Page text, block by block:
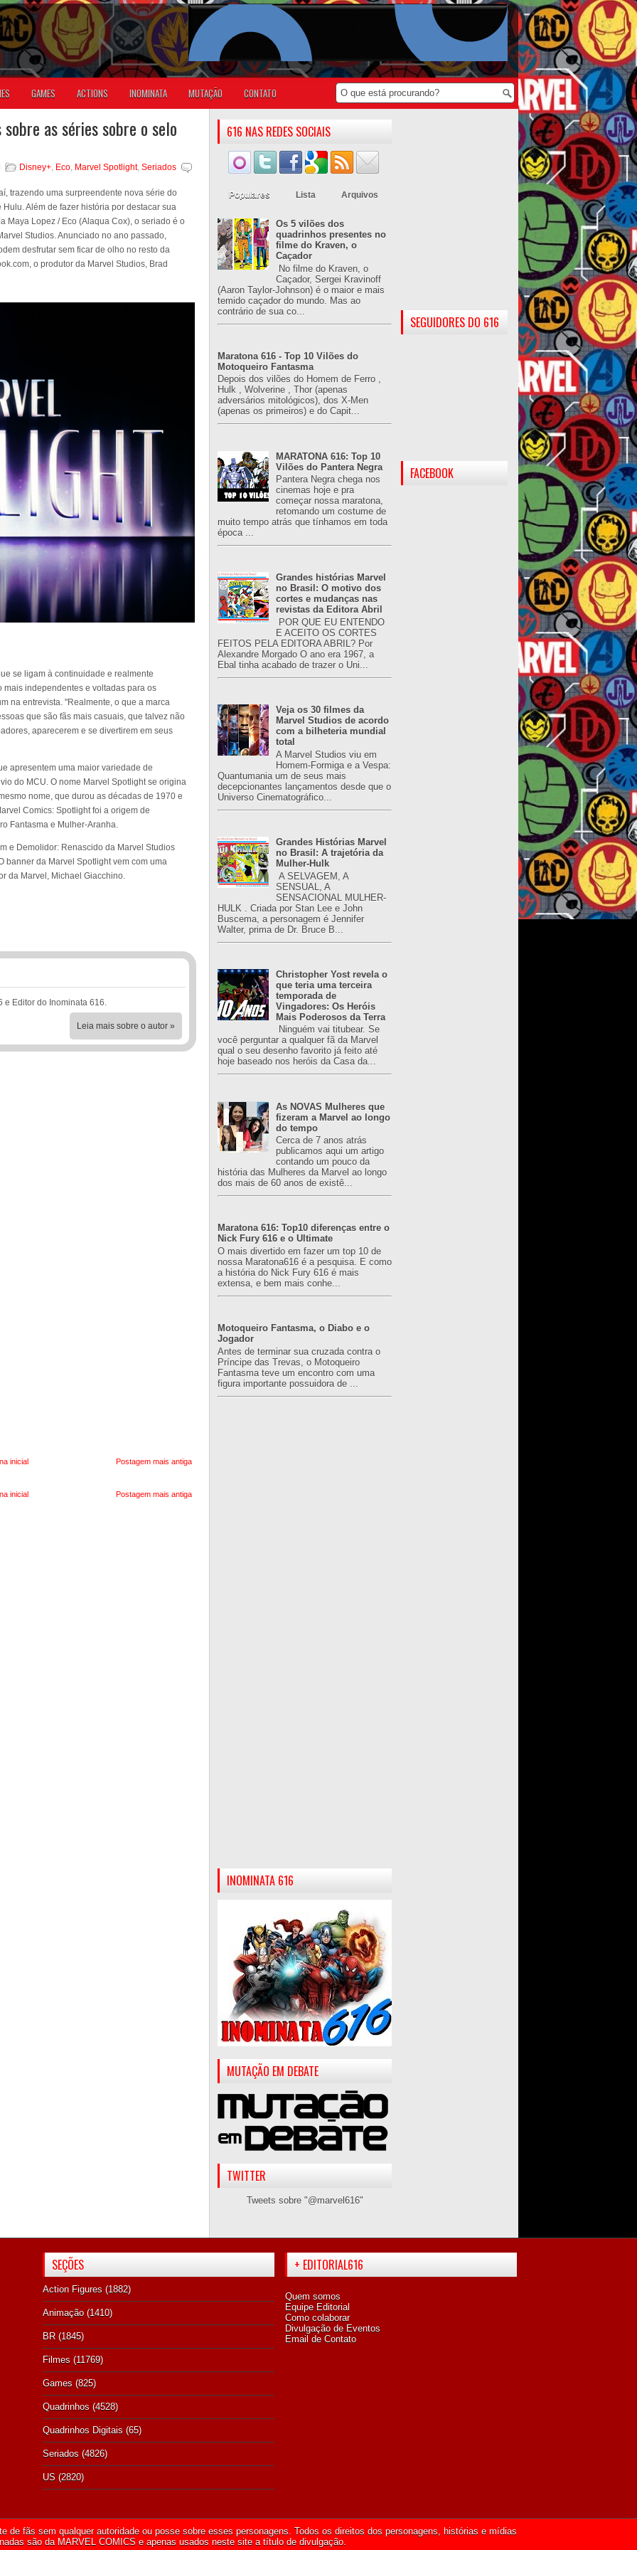
GAMES ACTIONS INOMINATA MUTAÇÃO CONTATO
as séries sobre o selo
Disney+, Eco, Marvel Spotlight, Seriados
trazendo uma surpreendente nova série do
Além de fazer história por destacar sua
Maya Lopez / Eco (Alaqua Cox), o seriado é o
Studios. Anunciado no ano passado,
desfrutar sem ficar de olho no resto da
o produtor da Marvel Studios, Brad
se ligam à continuidade e realmente
independentes e voltadas para os
na entrevista. "Realmente, o que a marca
que são fãs mais casuais, que talvez não
aparecerem e se divertirem em seus
apresentem uma maior variedade de
do MCU. O nome Marvel Spotlight se origina
nome, que durou as décadas de 1970 e
Comics: Spotlight foi a origem de
Fantasma e Mulher-Aranha.
e Demolidor: Renascido da Marvel Studios
banner da Marvel Spotlight vem com uma
da Marvel, Michael Giacchino.
e Editor do Inominata 616.
Leia mais sobre o autor »
Postagem mais antiga
inicial
Postagem mais antiga
inicial
616 NAS REDES SOCIAIS
Populares Lista Arquivos
Os 5 vilões dos
quadrinhos presentes no
filme do Kraven, o
Caçador
No filme do Kraven, o
Caçador, Sergei Kravinoff
(Aaron Taylor-Johnson) é o maior e mais
temido caçador do mundo. Mas ao
contrário de sua co...
Maratona 616 - Top 10 Vilões do
Motoqueiro Fantasma
Depois dos vilões do Homem de Ferro ,
Hulk , Wolverine , Thor (apenas
adversários mitológicos), dos X-Men
(apenas os primeiros) e do Capit...
MARATONA 616: Top 10
Vilões do Pantera Negra
Pantera Negra chega nos
cinemas hoje e pra
começar nossa maratona,
retomando um costume de
muito tempo atrás que tínhamos em toda
época ...
Grandes histórias Marvel
no Brasil: O motivo dos
cortes e mudanças nas
revistas da Editora Abril
POR QUE EU ENTENDO
E ACEITO OS CORTES
FEITOS PELA EDITORA ABRIL? Por
Alexandre Morgado O ano era 1967, a
Ebal tinha acabado de trazer o Uni...
Veja os 30 filmes da
Marvel Studios de acordo
com a bilheteria mundial
total
A Marvel Studios viu em
Homem-Formiga e a Vespa:
Quantumania um de seus mais
decepcionantes lançamentos desde que o
Universo Cinematográfico...
Grandes Histórias Marvel
no Brasil: A trajetória da
Mulher-Hulk
A SELVAGEM, A
SENSUAL, A
SENSACIONAL MULHER-
HULK . Criada por Stan Lee e John
Buscema, a personagem é Jennifer
Walter, prima de Dr. Bruce B...
Christopher Yost revela o
que teria uma terceira
temporada de
Vingadores: Os Heróis
Mais Poderosos da Terra
Ninguém vai titubear. Se
você perguntar a qualquer fã da Marvel
qual o seu desenho favorito já feito até
hoje baseado nos heróis da Casa da...
As NOVAS Mulheres que
fizeram a Marvel ao longo
do tempo
Cerca de 7 anos atrás
publicamos aqui um artigo
contando um pouco da
história das Mulheres da Marvel ao longo
dos mais de 60 anos de existê...
Maratona 616: Top10 diferenças entre o
Nick Fury 616 e o Ultimate
O mais divertido em fazer um top 10 de
nossa Maratona616 é a pesquisa. E como
a história do Nick Fury 616 é mais
extensa, e bem mais conhe...
Motoqueiro Fantasma, o Diabo e o
Jogador
Antes de terminar sua cruzada contra o
Príncipe das Trevas, o Motoqueiro
Fantasma teve um encontro com uma
figura importante possuidora de ...
INOMINATA 616
MUTAÇÃO EM DEBATE
TWITTER
Tweets sobre "@marvel616"
SEGUIDORES DO 616
FACEBOOK
SEÇÕES
Action Figures (1882)
Animação (1410)
BR (1845)
Filmes (11769)
Games (825)
Quadrinhos (4528)
Quadrinhos Digitais (65)
Seriados (4826)
US (2820)
+ EDITORIAL616
Quem somos
Equipe Editorial
Como colaborar
Divulgação de Eventos
Email de Contato
de fãs sem qualquer autoridade ou posse sobre esses personagens. Todos os direitos dos personagens, histórias e mídias
são da MARVEL COMICS e apenas usados neste site a título de divulgação.